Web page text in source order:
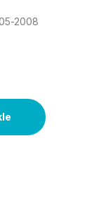
2008
2005-2008